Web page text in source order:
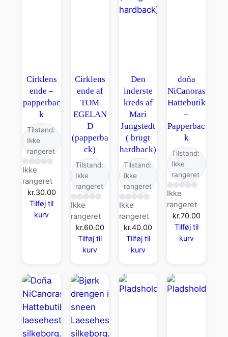
Cirklens
ende –
papperbac
k
Tilstand:
Ikke
rangeret
Ikke
rangeret
kr.30.00
Tilføj til
kurv
Cirklens
ende af
TOM
EGELAN
D
(papperba
ck)
Tilstand:
Ikke
rangeret
Ikke
rangeret
kr.60.00
Tilføj til
kurv
Den
inderste
kreds af
Mari
Jungstedt
( brugt
hardback)
Tilstand:
Ikke
rangeret
Ikke
rangeret
kr.40.00
Tilføj til
kurv
doña
NiCanoras
Hattebutik
–
Papperbac
k
Tilstand:
Ikke
rangeret
Ikke
rangeret
kr.70.00
Tilføj til
kurv